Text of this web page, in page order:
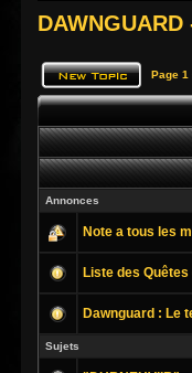
Page 1
Annonces
Note a tous les
Liste des
Dawnguard : Le
Sujets